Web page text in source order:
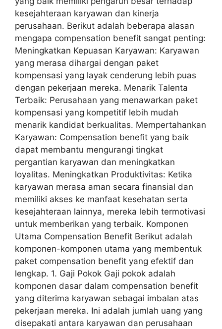
kesejahteraan karyawan dan kinerja
perusahaan. Berikut adalah beberapa alasan
mengapa compensation benefit sangat penting:
Meningkatkan Kepuasan Karyawan: Karyawan
yang merasa dihargai dengan paket
kompensasi yang layak cenderung lebih puas
dengan pekerjaan mereka. Menarik Talenta
Terbaik: Perusahaan yang menawarkan paket
kompensasi yang kompetitif lebih mudah
menarik kandidat berkualitas. Mempertahankan
Karyawan: Compensation benefit yang baik
dapat membantu mengurangi tingkat
pergantian karyawan dan meningkatkan
loyalitas. Meningkatkan Produktivitas: Ketika
karyawan merasa aman secara finansial dan
memiliki akses ke manfaat kesehatan serta
kesejahteraan lainnya, mereka lebih termotivasi
untuk memberikan yang terbaik. Komponen
Utama Compensation Benefit Berikut adalah
komponen-komponen utama yang membentuk
paket compensation benefit yang efektif dan
lengkap. 1. Gaji Pokok Gaji pokok adalah
komponen dasar dalam compensation benefit
yang diterima karyawan sebagai imbalan atas
pekerjaan mereka. Ini adalah jumlah uang yang
disepakati antara karyawan dan perusahaan